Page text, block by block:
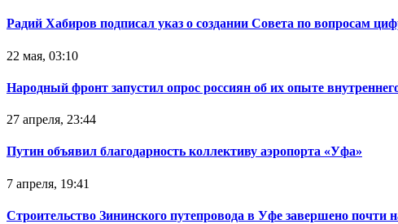
Радий Хабиров подписал указ о создании Совета по вопросам
22 мая, 03:10
Народный фронт запустил опрос россиян об их опыте
27 апреля, 23:44
Путин объявил благодарность коллективу аэропорта «Уфа»
7 апреля, 19:41
Строительство Зининского путепровода в Уфе завершено почти